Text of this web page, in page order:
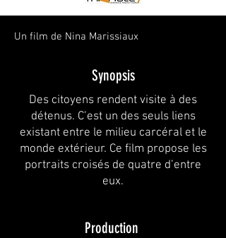
Un film de Nina Marissiaux
Synopsis
Des citoyens rendent visite à des
détenus. C’est un des seuls liens
existant entre le milieu carcéral et le
monde extérieur. Ce film propose les
portraits croisés de quatre d’entre
eux.
Production